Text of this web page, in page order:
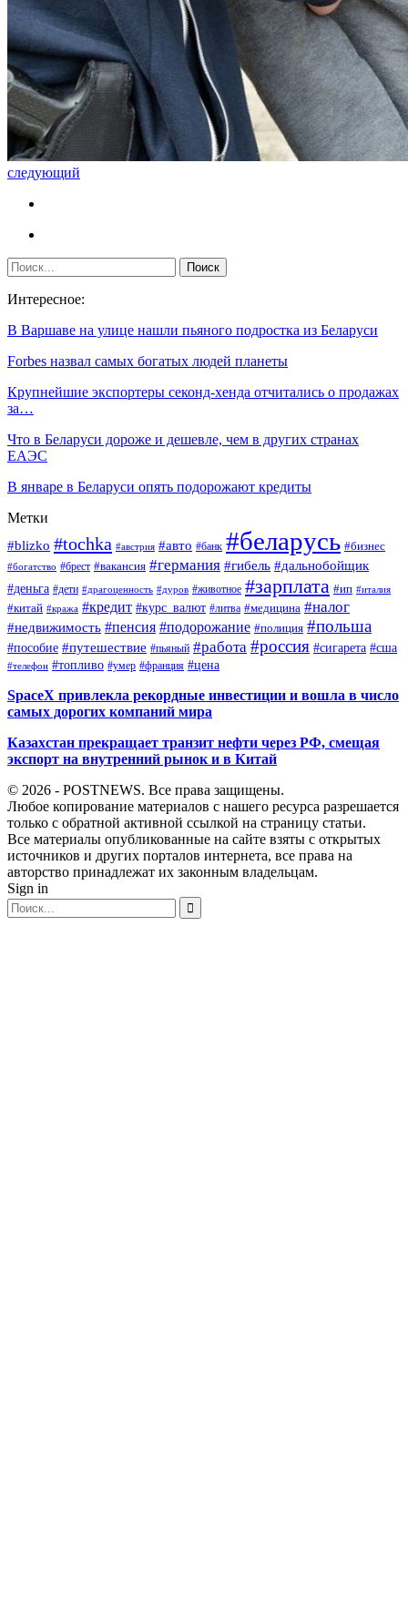
следующий
Интересное:
В Варшаве на улице нашли пьяного подростка из Беларуси
Forbes назвал самых богатых людей планеты
Крупнейшие экспортеры секонд-хенда отчитались о продажах
за…
Что в Беларуси дороже и дешевле, чем в других странах
ЕАЭС
В январе в Беларуси опять подорожают кредиты
Метки
#blizko #tochka #австрия #авто #банк #беларусь #бизнес
#богатство #брест #вакансия #германия #гибель #дальнобойщик
#деньга #дети #драгоценность #дуров #животное #зарплата #ип #италия
#китай #кража #кредит #курс_валют #литва #медицина #налог
#недвижимость #пенсия #подорожание #полиция #польша
#пособие #путешествие #пьяный #работа #россия #сигарета #сша
#телефон #топливо #умер #франция #цена
SpaceX привлекла рекордные инвестиции и вошла в число
самых дорогих компаний мира
Казахстан прекращает транзит нефти через РФ, смещая
экспорт на внутренний рынок и в Китай
© 2026 - POSTNEWS. Все права защищены.
Любое копирование материалов с нашего ресурса разрешается
только с обратной активной ссылкой на страницу статьи.
Все материалы опубликованные на сайте взяты с открытых
источников и других порталов интернета, все права на
авторство принадлежат их законным владельцам.
Sign in